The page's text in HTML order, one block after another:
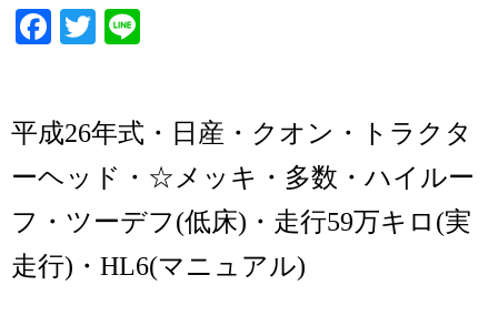
Facebook
Twitter
平成26年式・日産・クオン・トラクタ
ーヘッド・☆メッキ・多数・ハイルー
フ・ツーデフ(低床)・走行59万キロ(実
走行)・HL6(マニュアル)